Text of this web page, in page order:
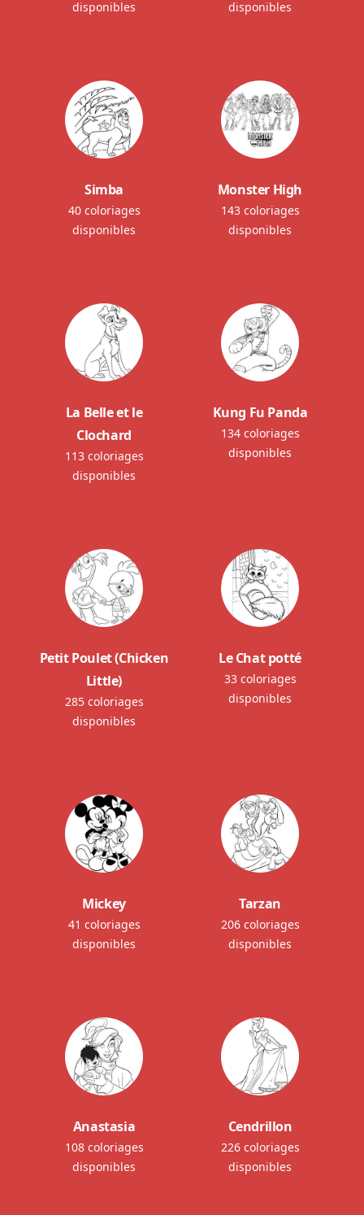
disponibles disponibles
Simba
40 coloriages
disponibles
Monster High
143 coloriages
disponibles
La Belle et le
Clochard
113 coloriages
disponibles
Kung Fu Panda
134 coloriages
disponibles
Petit Poulet (Chicken
Little)
285 coloriages
disponibles
Le Chat potté
33 coloriages
disponibles
Mickey
41 coloriages
disponibles
Tarzan
206 coloriages
disponibles
Anastasia
108 coloriages
disponibles
Cendrillon
226 coloriages
disponibles